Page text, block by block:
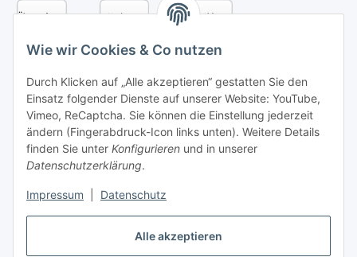
Alle akzeptieren
Wie wir Cookies & Co nutzen
Durch Klicken auf „Alle akzeptieren“ gestatten Sie den
Einsatz folgender Dienste auf unserer Website: YouTube,
Vimeo, ReCaptcha. Sie können die Einstellung jederzeit
ändern (Fingerabdruck-Icon links unten). Weitere Details
finden Sie unter Konfigurieren und in unserer
Datenschutzerklärung.
Impressum Datenschutz